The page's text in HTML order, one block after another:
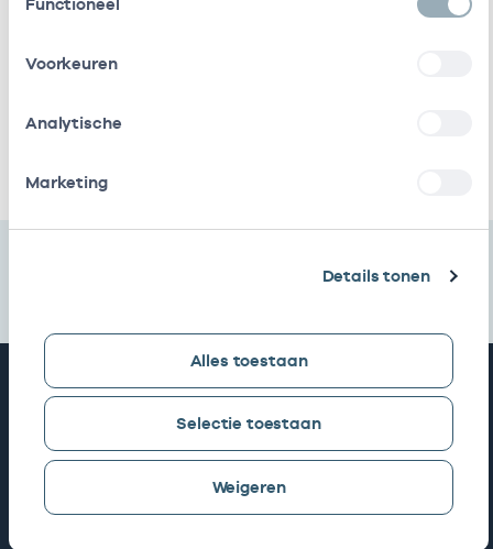
Functioneel
Voorkeuren
Analytische
Marketing
Details tonen
Alles toestaan
Selectie toestaan
Weigeren
Naam Start
Adhdcentraal
Snel naar
AGB zoeken